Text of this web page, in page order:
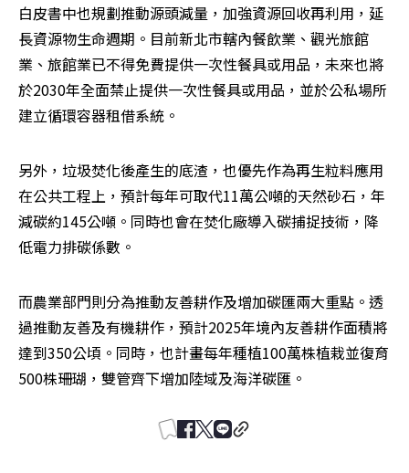
白皮書中也規劃推動源頭減量，加強資源回收再利用，延
長資源物生命週期。目前新北市轄內餐飲業、觀光旅館
業、旅館業已不得免費提供一次性餐具或用品，未來也將
於2030年全面禁止提供一次性餐具或用品，並於公私場所
建立循環容器租借系統。
另外，垃圾焚化後產生的底渣，也優先作為再生粒料應用
在公共工程上，預計每年可取代11萬公噸的天然砂石，年
減碳約145公噸。同時也會在焚化廠導入碳捕捉技術，降
低電力排碳係數。
而農業部門則分為推動友善耕作及增加碳匯兩大重點。透
過推動友善及有機耕作，預計2025年境內友善耕作面積將
達到350公頃。同時，也計畫每年種植100萬株植栽並復育
500株珊瑚，雙管齊下增加陸域及海洋碳匯。